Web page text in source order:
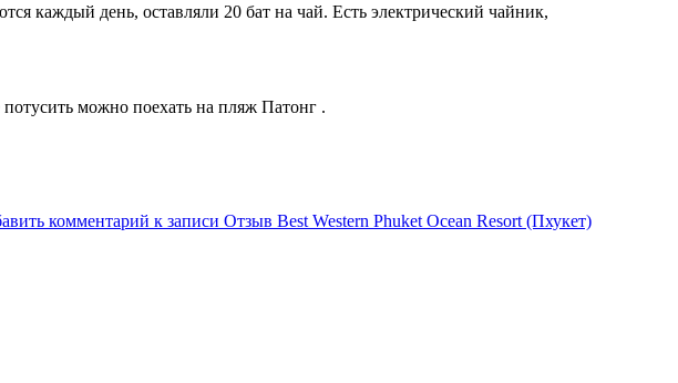
каждый день, оставляли 20 бат на чай. Есть электрический чайник,
можно поехать на пляж Патонг .
комментарий к записи Отзыв Best Western Phuket Ocean Resort (Пхукет)